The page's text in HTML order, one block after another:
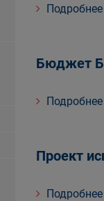
Подробнее
Бюджет
Подробнее
Проект
Подробнее